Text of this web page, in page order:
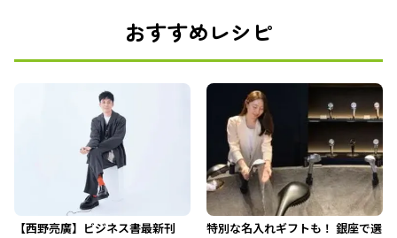
おすすめレシピ
【西野亮廣】ビジネス書最新刊
特別な名入れギフトも！ 銀座で選